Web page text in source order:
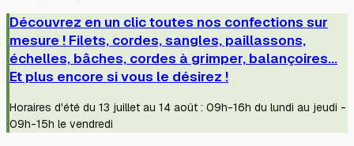
Découvrez en un clic toutes nos confections sur
mesure ! Filets, cordes, sangles, paillassons,
échelles, bâches, cordes à grimper, balançoires...
Et plus encore si vous le désirez !
Horaires d'été du 13 juillet au 14 août : 09h-16h du lundi au jeudi -
09h-15h le vendredi